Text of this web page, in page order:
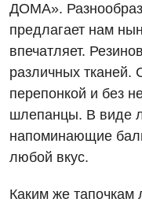
ДОМА».
предлагает нам
впечатляет.
различных тканей.
перепонкой и без
шлепанцы. В виде
напоминающие
любой вкус.
Каким же тапочкам